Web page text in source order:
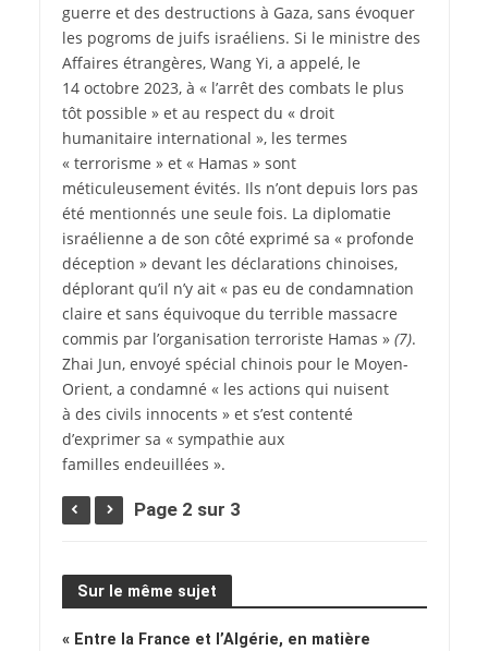
guerre et des destructions à Gaza, sans évoquer
les pogroms de juifs israéliens. Si le ministre des
Affaires étrangères, Wang Yi, a appelé, le
14 octobre 2023, à « l’arrêt des combats le plus
tôt possible » et au respect du « droit
humanitaire international », les termes
« terrorisme » et « Hamas » sont
méticuleusement évités. Ils n’ont depuis lors pas
été mentionnés une seule fois. La diplomatie
israélienne a de son côté exprimé sa « profonde
déception » devant les déclarations chinoises,
déplorant qu’il n’y ait « pas eu de condamnation
claire et sans équivoque du terrible massacre
commis par l’organisation terroriste Hamas » (7).
Zhai Jun, envoyé spécial chinois pour le Moyen-
Orient, a condamné « les actions qui nuisent
à des civils innocents » et s’est contenté
d’exprimer sa « sympathie aux
familles endeuillées ».
Page 2 sur 3
Sur le même sujet
« Entre la France et l’Algérie, en matière